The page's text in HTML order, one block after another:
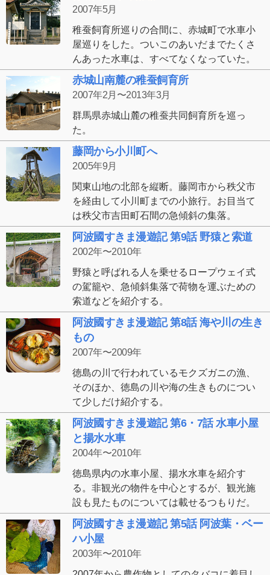
2007年5月
稚蚕飼育所巡りの合間に、赤城町で水車小
屋巡りをした。ついこのあいだまでたくさ
んあった水車は、すべてなくなっていた。
赤城山南麓の稚蚕飼育所
2007年2月〜2013年3月
群馬県赤城山麓の稚蚕共同飼育所を巡っ
た。
藤岡から小川町へ
2005年9月
関東山地の北部を縦断。藤岡市から秩父市
を経由して小川町までの小旅行。お目当て
は秩父市吉田町石間の急傾斜の集落。
阿波國すきま漫遊記 第9話 野猿と索道
2002年〜2010年
野猿と呼ばれる人を乗せるロープウェイ式
の駕籠や、急傾斜集落で荷物を運ぶための
索道などを紹介する。
阿波國すきま漫遊記 第8話 海や川の生き
もの
2007年〜2009年
徳島の川で行われているモクズガニの漁、
そのほか、徳島の川や海の生きものについ
て少しだけ紹介する。
阿波國すきま漫遊記 第6・7話 水車小屋
と揚水水車
2004年〜2010年
徳島県内の水車小屋、揚水水車を紹介す
る。非観光の物件を中心とするが、観光施
設も見たものについては載せるつもりだ。
阿波國すきま漫遊記 第5話 阿波葉・ベー
ハ小屋
2003年〜2010年